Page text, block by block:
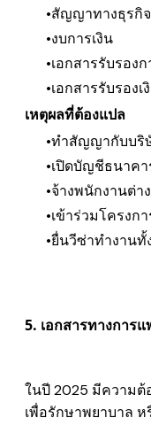
สัญญาทางธุรกิจ
งบการเงิน
เอกสารรับรอง
เอกสารรับรองเ
เหตุผลที่ต้องแปล
ทำสัญญากับบริ
เปิดบัญชีธนาคา
จ้างพนักงานต่า
เข้าร่วมโครงก
ยื่นวีซ่าทำงานทั้
5. เอกสารทางการ
ในปี 2025 มีความต้
เพื่อรักษาพยาบาล ห